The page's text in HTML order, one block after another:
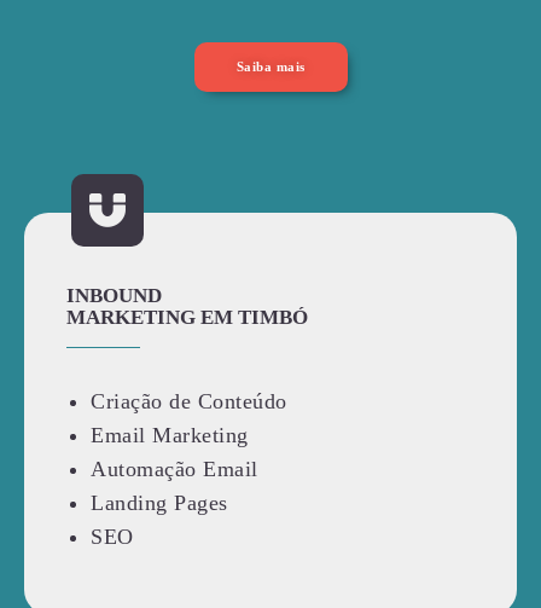
Saiba mais
INBOUND
MARKETING EM TIMBÓ
Criação de Conteúdo
Email Marketing
Automação Email
Landing Pages
SEO